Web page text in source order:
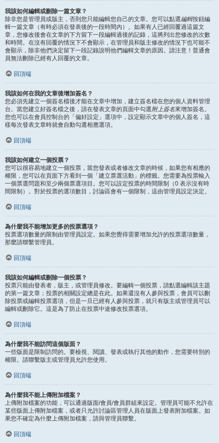
我該如何編輯或刪除一篇文章？
除非您是管理員或版主，否則您只能編輯您自己的文章。您可以點選編輯按鈕編
輯一篇文章（有時必須在發表後的一段時間內）。如果有人已經回覆過這篇文
章，您修改後會在文章的下方留下一段編輯過後的記錄，這將列出您修改的次數
和時間。在沒有回覆的情況下不會顯示，在管理員和版主修改的情況下也可能不
會顯示，除非他們決定留下一段記錄說明他們編輯文章的原因。請注意！普通會
員無法刪除已經有人回覆的文章。
回頂端
我該如何在我的文章後增加簽名？
您必須先建立一個簽名檔後才能在文章中增加，建立簽名檔在您的個人資料管理
台。當您建立好簽名檔之後，請在發表文章的頁面中勾選附上簽名來增加簽名。
您也可以在會員控制台的「偏好設定」選項中，設定顯示文章中的個人簽名，這
樣每次發表文章時就會自動勾選相應選項。
回頂端
我該如何建立一個投票？
您可以很容易地建立一個投票，當您發表或者修改文章的時候，如果您有相應的
權限，您可以在頁面下方看到一個「建立票選活動」的標籤。您需要為投票輸入
一個票選問題和至少兩個票選項目。您可以設定投票的時間限制（0 表示沒有時
間限制）。對於投票的選項數目，討論區會有一個限制，這由管理員設定決定。
回頂端
為什麼我不能增加更多的投票選項？
投票選項數量的限制由管理員設定。如果您覺得需要增加允許的投票選項數量，
那麼請聯繫管理員。
回頂端
我該如何編輯或刪除一個投票？
投票只能由發表者，版主，或管理員修改。要編輯一個投票，請點選編輯該主題
的第一篇文章；投票的相關設定總是在此。如果還沒有人參與投票，會員可以刪
除投票或編輯投票選項，但是一旦已經有人參與投票，就只有版主或管理員可以
編輯或刪除它。這是為了防止在投票中途修改投票選項。
回頂端
為什麼我不能訪問這個版面？
一些版面是限制訪問的。要檢視、閱讀、發表或執行其他的動作，您需要特別的
權限。請聯繫版主或管理員允許您使用。
回頂端
為什麼我不能上傳附加檔案？
上傳附加檔案的功能，可以通過版面/會員/會員群組來設定。管理員可能不允許在
某些版面上傳附加檔案，或者只允許討論區管理人員在版面上發表附加檔案。如
果您不確定為什麼上傳附加檔案，請與管理員聯繫。
回頂端